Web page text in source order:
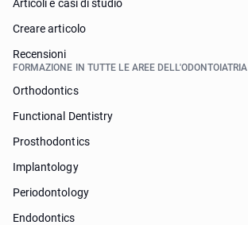
Articoli e casi di studio
Creare articolo
Recensioni
FORMAZIONE IN TUTTE LE AREE DELL'ODONTOIATRIA
Orthodontics
Functional Dentistry
Prosthodontics
Implantology
Periodontology
Endodontics